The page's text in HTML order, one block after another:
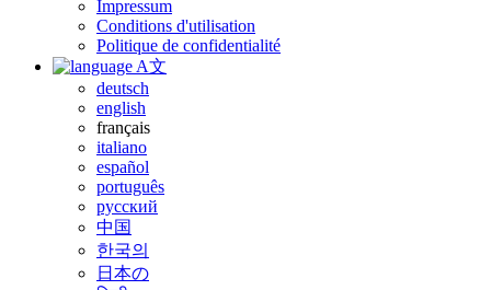
Impressum
Conditions d'utilisation
Politique de confidentialité
A文
deutsch
english
français
italiano
español
português
русский
中国
한국의
日本の